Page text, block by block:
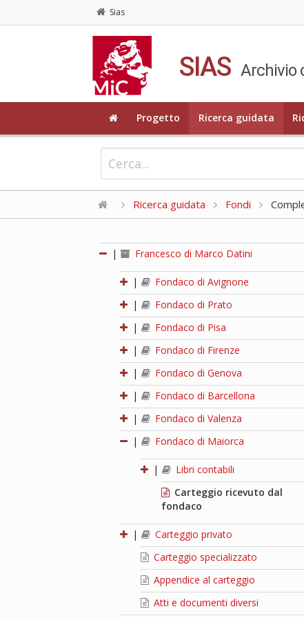
Sias
SIAS Archivio
Progetto Ricerca guidata
Ricerca guidata Fondi
| Francesco di Marco Datini
|
Fondaco di Avignone
|
Fondaco di Prato
|
Fondaco di Pisa
|
Fondaco di Firenze
|
Fondaco di Genova
|
Fondaco di Barcellona
|
Fondaco di Valenza
|
Fondaco di Maiorca
|
Libri contabili
Carteggio ricevuto dal
fondaco
|
Carteggio privato
Carteggio specializzato
Appendice al carteggio
Atti e documenti diversi